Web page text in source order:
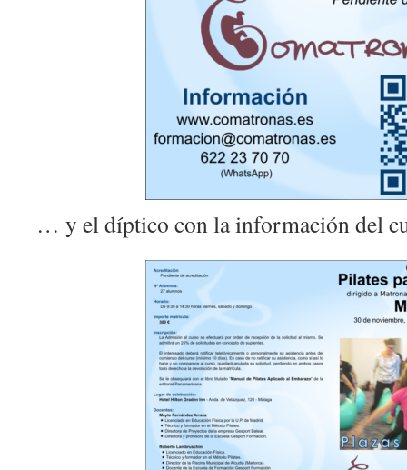
… y el díptico con la información del